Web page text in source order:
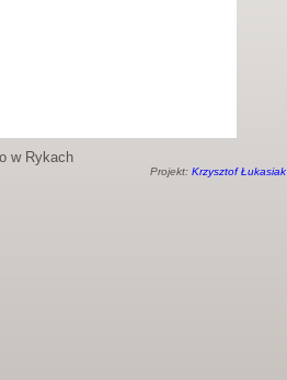
w Rykach
Projekt: Krzysztof Łukasiak